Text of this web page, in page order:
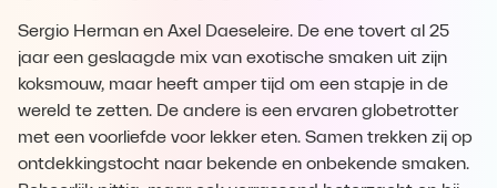
Sergio Herman en Axel Daeseleire. De ene tovert al 25
jaar een geslaagde mix van exotische smaken uit zijn
koksmouw, maar heeft amper tijd om een stapje in de
wereld te zetten. De andere is een ervaren globetrotter
met een voorliefde voor lekker eten. Samen trekken zij op
ontdekkingstocht naar bekende en onbekende smaken.